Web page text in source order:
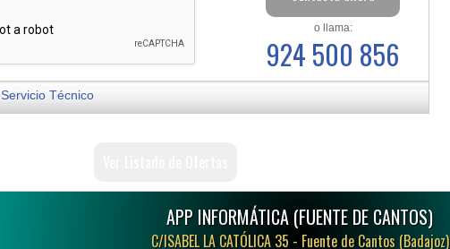
o llama:
924 500 856
Servicio Técnico
APP INFORMÁTICA (FUENTE DE CANTOS)
C/ISABEL LA CATÓLICA 35 - Fuente de Cantos (Badajoz)